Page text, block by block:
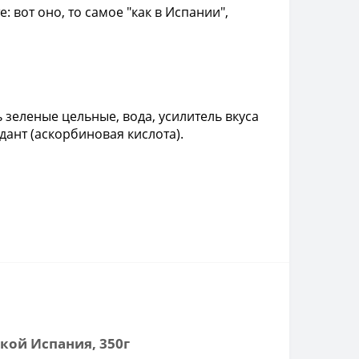
вот оно, то самое "как в Испании",
цельные, вода, усилитель вкуса
(аскорбиновая кислота).
Испания, 350г